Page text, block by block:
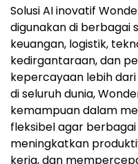
Solusi AI inovatif
digunakan di berbagai
keuangan, logistik,
kedirgantaraan, dan
kepercayaan lebih
di seluruh dunia,
kemampuan dalam
fleksibel agar
meningkatkan
kerja, dan